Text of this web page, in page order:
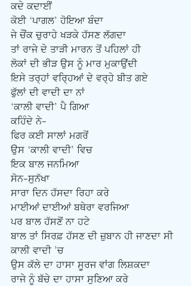
ਕਦੇ ਕਦਾਈਂ
ਕੋਈ ‘ਪਾਗਲ’ ਹੋਇਆ ਬੰਦਾ
ਜੇ ਚੌਂਕ ਚੁਰਾਹੇ ਖੜਕੇ ਹੱਸਣ ਲੱਗਦਾ
ਤਾਂ ਰਾਜੇ ਦੇ ਤਾੜੀ ਮਾਰਨ ਤੋਂ ਪਹਿਲਾਂ ਹੀ
ਲੋਕਾਂ ਦੀ ਭੀੜ ਉਸ ਨੂੰ ਮਾਰ ਮੁਕਾਉਂਦੀ
ਇਸੇ ਤਰ੍ਹਾਂ ਵਰ੍ਹਿਆਂ ਦੇ ਵਰ੍ਹੇ ਬੀਤ ਗਏ
ਫੁੱਲਾਂ ਦੀ ਵਾਦੀ ਦਾ ਨਾਂ
‘ਕਾਲੀ ਵਾਦੀ’ ਪੈ ਗਿਆ
ਕਹਿੰਦੇ ਨੇ-
ਫਿਰ ਕਈ ਸਾਲਾਂ ਮਗਰੋਂ
ਉਸ ‘ਕਾਲੀ ਵਾਦੀ’ ਵਿਚ
ਇਕ ਬਾਲ ਜਨਮਿਆ
ਸੋਨ-ਸੁਨੱਖਾ
ਸਾਰਾ ਦਿਨ ਹੱਸਦਾ ਰਿਹਾ ਕਰੇ
ਮਾਈਆਂ ਦਾਈਆਂ ਬਥੇਰਾ ਵਰਜਿਆ
ਪਰ ਬਾਲ ਹੱਸਣੋਂ ਨਾ ਹਟੇ
ਬਾਲ ਤਾਂ ਸਿਰਫ਼ ਹੱਸਣ ਦੀ ਜ਼ੁਬਾਨ ਹੀ ਜਾਣਦਾ ਸੀ
ਕਾਲੀ ਵਾਦੀ ’ਚ
ਉਸ ਕੱਲੇ ਦਾ ਹਾਸਾ ਸੂਰਜ ਵਾਂਗ ਲਿਸ਼ਕਦਾ
ਰਾਜੇ ਨੂੰ ਬੱਚੇ ਦਾ ਹਾਸਾ ਸੁਣਿਆ ਕਰੇ